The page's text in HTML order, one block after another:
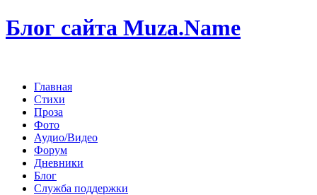
Блог сайта Muza.Name
Главная
Стихи
Проза
Фото
Аудио/Видео
Форум
Дневники
Блог
Служба поддержки